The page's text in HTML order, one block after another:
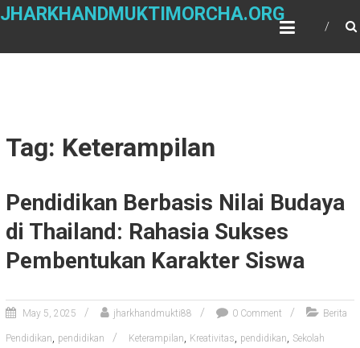
Skip
JHARKHANDMUKTIMORCHA.ORG
Tag: Keterampilan
Pendidikan Berbasis Nilai Budaya
di Thailand: Rahasia Sukses
Pembentukan Karakter Siswa
May 5, 2025 jharkhandmukti88 0 Comment Berita
Pendidikan, pendidikan Keterampilan, Kreativitas, pendidikan, Sekolah